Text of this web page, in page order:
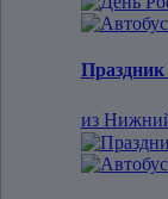
из